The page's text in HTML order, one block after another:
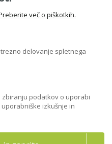
pomembno strokovno
več o piškotkih.
delovanje spletnega
podatkov o uporabi
izkušnje in